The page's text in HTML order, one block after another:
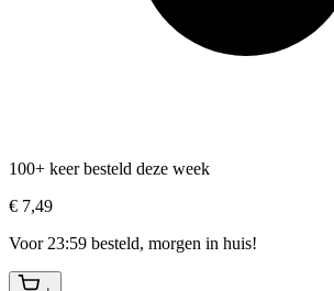
100+ keer besteld deze week
€ 7,49
Voor 23:59 besteld, morgen in huis!